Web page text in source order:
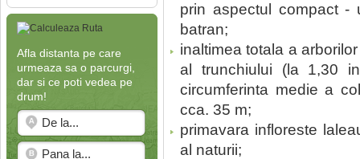
Afla distanta pe care
urmeaza sa o parcurgi,
dar si ce poti vedea pe
drum!
prin aspectul compact -
batran;
inaltimea totala a
al trunchiului (la 1,30
circumferinta medie a
cca. 35 m;
primavara infloreste
al naturii;